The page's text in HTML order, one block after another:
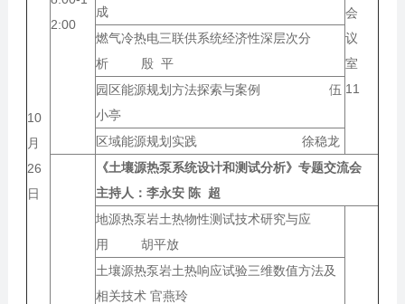
10
月
26
日
2:00
会
议
室
11
成
燃气冷热电三联供系统经济性深层次分
析 殷 平
园区能源规划方法探索与案例 伍
小亭
区域能源规划实践 徐稳龙
《土壤源热泵系统设计和测试分析》专题交流会
主持人： 李永安 陈 超
地源热泵岩土热物性测试技术研究与应
用 胡平放
土壤源热泵岩土热响应试验三维数值方法及
相关技术 官燕玲